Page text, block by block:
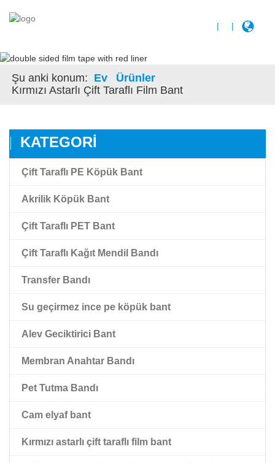
| |
Şu anki konum: Ev
Ürünler
Kırmızı Astarlı Çift Taraflı Film Bant
KATEGORI
Çift Taraflı PE Köpük Bant
Akrilik Köpük Bant
Akrilik Köpük Bant
Yüksek Yapışan Akrilik Köpük Bant
Çift Taraflı PET Bant
Çift Taraflı Şeffaf Pet Film Bant
Çift Taraflı Siyah Pet Bant
Kırmızı Paspas Astarlı Çift Taraflı Pet Bant
Çift Taraflı Kağıt Mendil Bandı
Transfer Bandı
Su geçirmez ince pe köpük bant
Alev Geciktirici Bant
Membran Anahtar Bandı
Pet Tutma Bandı
Cam elyaf bant
Kırmızı astarlı çift taraflı film bant